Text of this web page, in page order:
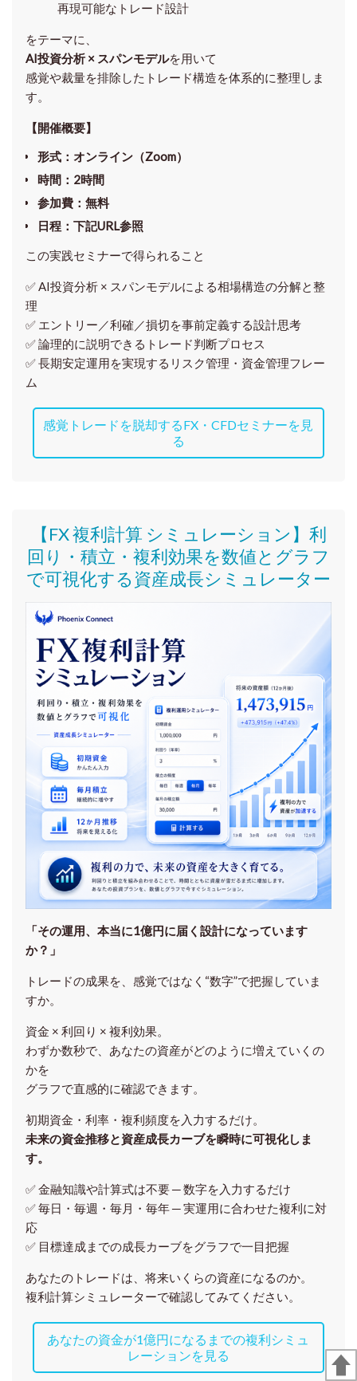
再現可能なトレード設計
をテーマに、
AI投資分析 × スパンモデルを用いて
感覚や裁量を排除したトレード構造を体系的に整理しま
す。
【開催概要】
形式：オンライン（Zoom）
時間：2時間
参加費：無料
日程：下記URL参照
この実践セミナーで得られること
✅ AI投資分析 × スパンモデルによる相場構造の分解と整
理
✅ エントリー／利確／損切を事前定義する設計思考
✅ 論理的に説明できるトレード判断プロセス
✅ 長期安定運用を実現するリスク管理・資金管理フレー
ム
感覚トレードを脱却するFX・CFDセミナーを見
る
【FX 複利計算 シミュレーション】利
回り・積立・複利効果を数値とグラフ
で可視化する資産成長シミュレーター
「その運用、本当に1億円に届く設計になっています
か？」
トレードの成果を、感覚ではなく“数字”で把握していま
すか。
資金 × 利回り × 複利効果。
わずか数秒で、あなたの資産がどのように増えていくの
かを
グラフで直感的に確認できます。
初期資金・利率・複利頻度を入力するだけ。
未来の資金推移と資産成長カーブを瞬時に可視化しま
す。
✅ 金融知識や計算式は不要 ─ 数字を入力するだけ
✅ 毎日・毎週・毎月・毎年 ─ 実運用に合わせた複利に対
応
✅ 目標達成までの成長カーブをグラフで一目把握
あなたのトレードは、将来いくらの資産になるのか。
複利計算シミュレーターで確認してみてください。
あなたの資金が1億円になるまでの複利シミュ
レーションを見る